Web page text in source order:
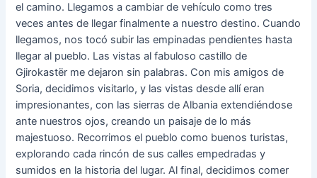
el camino. Llegamos a cambiar de vehículo como tres
veces antes de llegar finalmente a nuestro destino. Cuando
llegamos, nos tocó subir las empinadas pendientes hasta
llegar al pueblo. Las vistas al fabuloso castillo de
Gjirokastër me dejaron sin palabras. Con mis amigos de
Soria, decidimos visitarlo, y las vistas desde allí eran
impresionantes, con las sierras de Albania extendiéndose
ante nuestros ojos, creando un paisaje de lo más
majestuoso. Recorrimos el pueblo como buenos turistas,
explorando cada rincón de sus calles empedradas y
sumidos en la historia del lugar. Al final, decidimos comer